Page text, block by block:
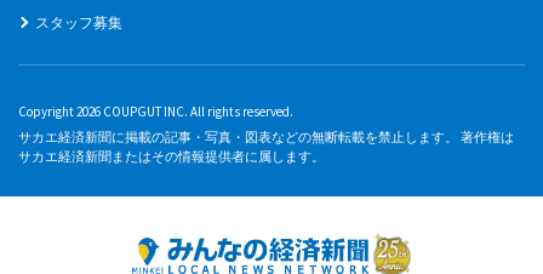
スタッフ募集
Copyright 2026 COUPGUT INC. All rights reserved.
サカエ経済新聞に掲載の記事・写真・図表などの無断転載を禁止します。 著作権は
サカエ経済新聞またはその情報提供者に属します。